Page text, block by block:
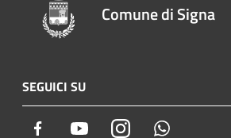
Comune di Signa
SEGUICI SU
Facebook YoutubeInstagram